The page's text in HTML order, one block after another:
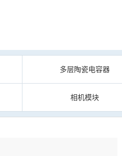
多层陶瓷电容器
相机模块